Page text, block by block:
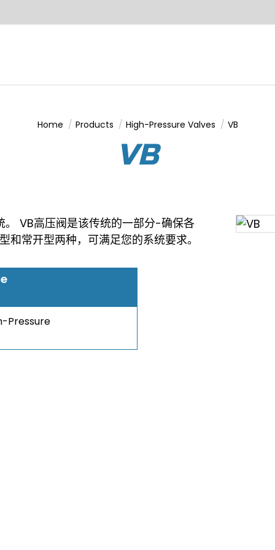
You are here:
Home Products High-Pressure Valves VB
VB
VB高压阀是该传统的一部分-确保各
常开型两种，可满足您的系统要求。
Pressure